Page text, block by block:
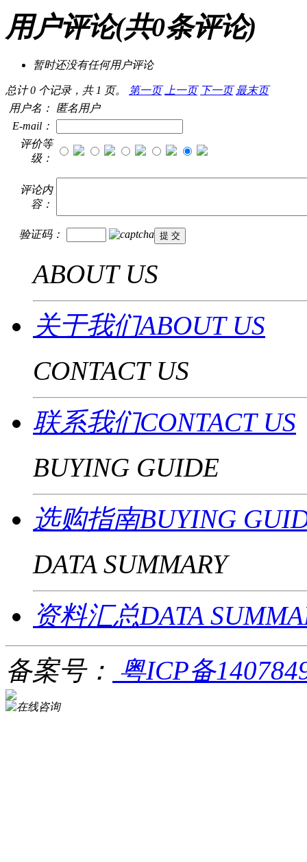
用户评论(共0条评论)
暂时还没有任何用户评论
总计 0 个记录，共 1 页。 第一页 上一页 下一页 最末页
用户名：
匿名用户
E-mail：
评价等
级：
评论内
容：
验证码：
ABOUT US
关于我们ABOUT US
CONTACT US
联系我们CONTACT US
BUYING GUIDE
选购指南BUYING
DATA SUMMARY
资料汇总DATA
备案号： 粤ICP备